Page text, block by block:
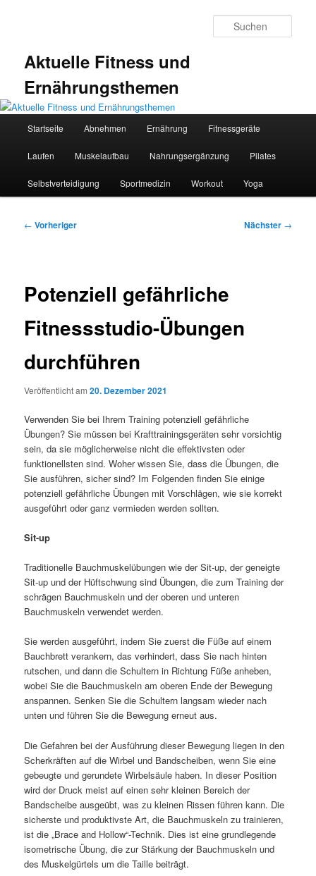
Aktuelle Fitness und
Ernährungsthemen
Startseite Abnehmen Ernährung Fitnessgeräte
Laufen Muskelaufbau Nahrungsergänzung Pilates
Selbstverteidigung Sportmedizin Workout Yoga
Beitragsnavigation
← Vorheriger Nächster →
Potenziell gefährliche
Fitnessstudio-Übungen
durchführen
Veröffentlicht am20. Dezember 2021
Verwenden Sie bei Ihrem Training potenziell gefährliche
Übungen? Sie müssen bei Krafttrainingsgeräten sehr vorsichtig
sein, da sie möglicherweise nicht die effektivsten oder
funktionellsten sind. Woher wissen Sie, dass die Übungen, die
Sie ausführen, sicher sind? Im Folgenden finden Sie einige
potenziell gefährliche Übungen mit Vorschlägen, wie sie korrekt
ausgeführt oder ganz vermieden werden sollten.
Sit-up
Traditionelle Bauchmuskelübungen wie der Sit-up, der geneigte
Sit-up und der Hüftschwung sind Übungen, die zum Training der
schrägen Bauchmuskeln und der oberen und unteren
Bauchmuskeln verwendet werden.
Sie werden ausgeführt, indem Sie zuerst die Füße auf einem
Bauchbrett verankern, das verhindert, dass Sie nach hinten
rutschen, und dann die Schultern in Richtung Füße anheben,
wobei Sie die Bauchmuskeln am oberen Ende der Bewegung
anspannen. Senken Sie die Schultern langsam wieder nach
unten und führen Sie die Bewegung erneut aus.
Die Gefahren bei der Ausführung dieser Bewegung liegen in den
Scherkräften auf die Wirbel und Bandscheiben, wenn Sie eine
gebeugte und gerundete Wirbelsäule haben. In dieser Position
wird der Druck meist auf einen sehr kleinen Bereich der
Bandscheibe ausgeübt, was zu kleinen Rissen führen kann. Die
sicherste und produktivste Art, die Bauchmuskeln zu trainieren,
ist die „Brace and Hollow“-Technik. Dies ist eine grundlegende
isometrische Übung, die zur Stärkung der Bauchmuskeln und
des Muskelgürtels um die Taille beiträgt.